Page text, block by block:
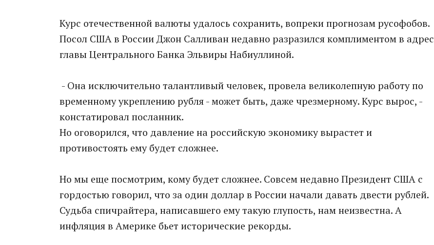
Курс отечественной валюты удалось сохранить, вопреки прогнозам русофобов.
Посол США в России Джон Салливан недавно разразился комплиментом в адрес
главы Центрального Банка Эльвиры Набиуллиной.
- Она исключительно талантливый человек, провела великолепную работу по
временному укреплению рубля - может быть, даже чрезмерному. Курс вырос, -
констатировал посланник.
Но оговорился, что давление на российскую экономику вырастет и
противостоять ему будет сложнее.
Но мы еще посмотрим, кому будет сложнее. Совсем недавно Президент США с
гордостью говорил, что за один доллар в России начали давать двести рублей.
Судьба спичрайтера, написавшего ему такую глупость, нам неизвестна. А
инфляция в Америке бьет исторические рекорды.